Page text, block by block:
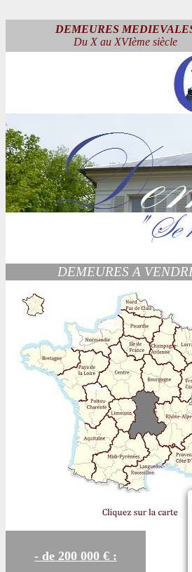
DEMEURES
Du X au XVIème siècle
DEMEURES A
- de 200 000 € :